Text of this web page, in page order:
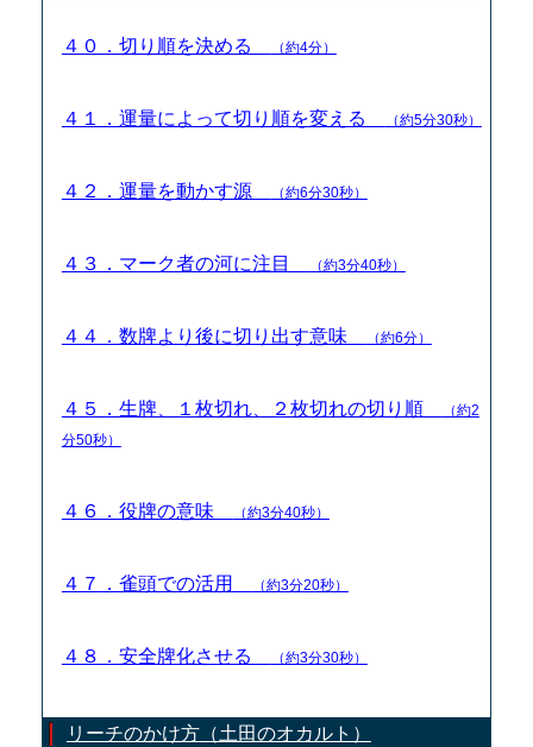
４０．切り順を決める （約4分）
４１．運量によって切り順を変える （約5分30秒）
４２．運量を動かす源 （約6分30秒）
４３．マーク者の河に注目 （約3分40秒）
４４．数牌より後に切り出す意味 （約6分）
４５．生牌、１枚切れ、２枚切れの切り順
（約2
分50秒）
４６．役牌の意味 （約3分40秒）
４７．雀頭での活用 （約3分20秒）
４８．安全牌化させる （約3分30秒）
リーチのかけ方（土田のオカルト）